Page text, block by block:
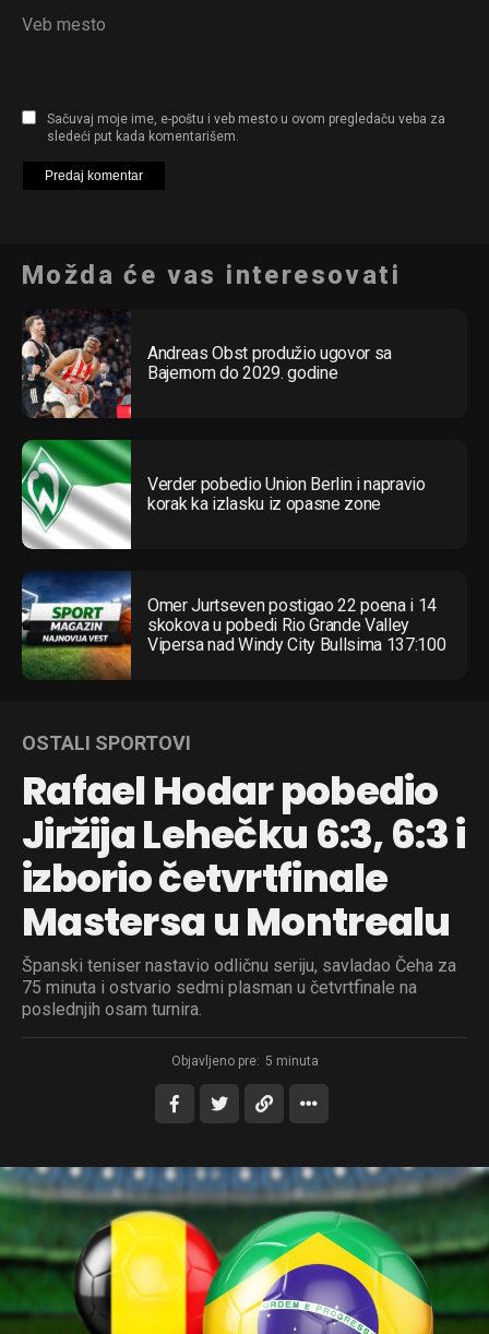
Veb mesto
Sačuvaj moje ime, e-poštu i veb mesto u ovom pregledaču veba za
sledeći put kada komentarišem.
Možda će vas interesovati
Andreas Obst produžio ugovor sa
Bajernom do 2029. godine
Verder pobedio Union Berlin i napravio
korak ka izlasku iz opasne zone
Omer Jurtseven postigao 22 poena i 14
skokova u pobedi Rio Grande Valley
Vipersa nad Windy City Bullsima 137:100
OSTALI SPORTOVI
Rafael Hodar pobedio
Jiržija Lehečku 6:3, 6:3 i
izborio četvrtfinale
Mastersa u Montrealu
Španski teniser nastavio odličnu seriju, savladao Čeha za
75 minuta i ostvario sedmi plasman u četvrtfinale na
poslednjih osam turnira.
Objavljeno pre: 5 minuta